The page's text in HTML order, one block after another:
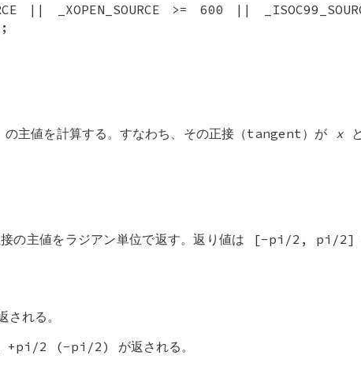
|| _XOPEN_SOURCE >= 600 ||
主値を計算する。すなわち、その正接（tangent）が xと
接の主値をラジアン単位で返す。返り値は [-pi/2, pi/2]
れる。
、+pi/2 (-pi/2) が返される。